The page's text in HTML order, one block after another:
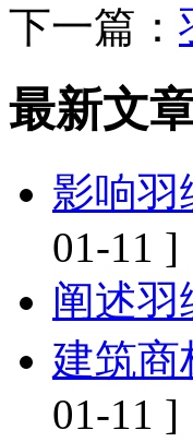
下一篇：
最新文
影响羽
01-11 ]
阐述
建筑商
01-11 ]